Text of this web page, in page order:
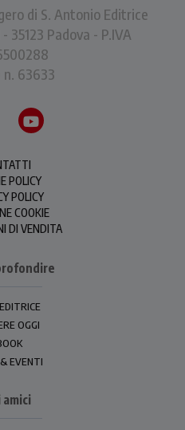
di S. Antonio Editrice
35123 Padova - P.IVA
n. 63633
POLICY
POLICY
COOKIE
DI VENDITA
OGGI
EVENTI